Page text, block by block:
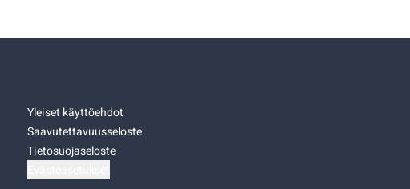
Yleiset käyttöehdot
Saavutettavuusseloste
Tietosuojaseloste